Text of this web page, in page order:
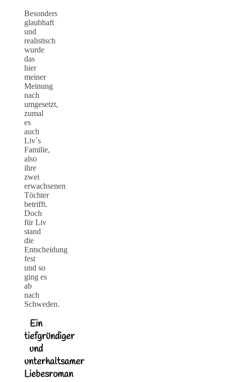
Besonders
glaubhaft
und
realistisch
wurde
das
hier
meiner
Meinung
nach
umgesetzt,
zumal
es
auch
Liv´s
Familie,
also
ihre
zwei
erwachsenen
Töchter
betrifft.
Doch
für Liv
stand
die
Entscheidung
fest
und so
ging es
ab
nach
Schweden.
Ein
tiefgründiger
und
unterhaltsamer
Liebesroman